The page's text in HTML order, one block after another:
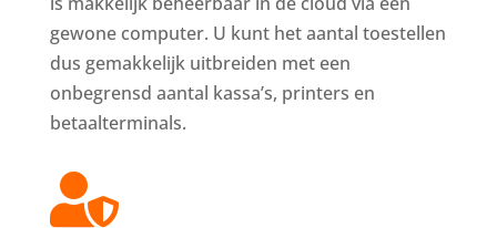
gewone computer. U kunt het aantal toestellen
dus gemakkelijk uitbreiden met een
onbegrensd aantal kassa’s, printers en
betaalterminals.
